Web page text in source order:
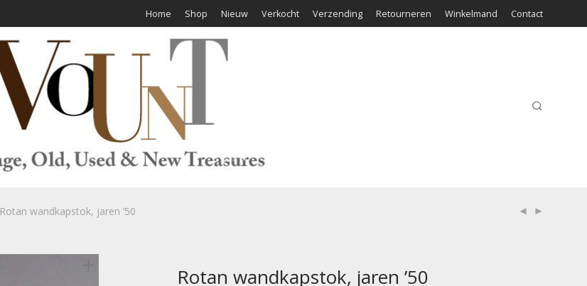
Home Shop Nieuw Verkocht Verzending Retourneren Winkelmand Contact
Rotan wandkapstok, jaren ’50
Rotan wandkapstok, jaren ’50